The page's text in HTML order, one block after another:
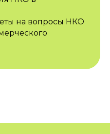
на вопросы НКО